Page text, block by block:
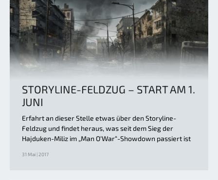
STORYLINE-FELDZUG – START AM 1.
JUNI
Erfahrt an dieser Stelle etwas über den Storyline-
Feldzug und findet heraus, was seit dem Sieg der
Hajduken-Miliz im „Man O‘War“-Showdown passiert ist
31 Mai | 2017